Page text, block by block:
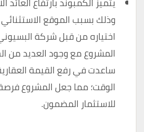
وذلك بسبب الموقع
اختياره من قبل شركة
المشروع مع وجود العديد من
ساعدت في رفع القيمة
الوقت؛ مما جعل المشروع
للاستثمار المضمون.